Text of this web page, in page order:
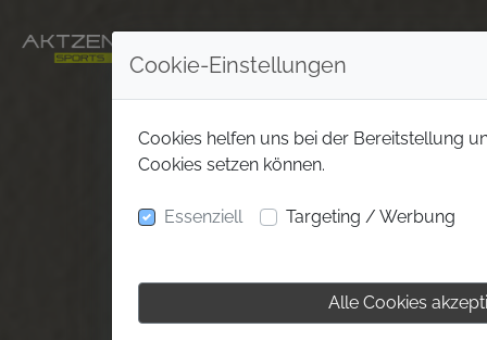
Cookie-Einstellungen
Cookies helfen uns bei der Bereitstellung
Cookies setzen können.
Essenziell Targeting / Werbung
Alle Cookies